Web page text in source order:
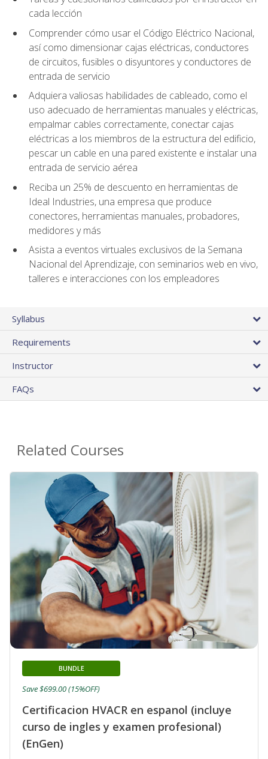
cada lección
Comprender cómo usar el Código Eléctrico Nacional,
así como dimensionar cajas eléctricas, conductores
de circuitos, fusibles o disyuntores y conductores de
entrada de servicio
Adquiera valiosas habilidades de cableado, como el
uso adecuado de herramientas manuales y eléctricas,
empalmar cables correctamente, conectar cajas
eléctricas a los miembros de la estructura del edificio,
pescar un cable en una pared existente e instalar una
entrada de servicio aérea
Reciba un 25% de descuento en herramientas de
Ideal Industries, una empresa que produce
conectores, herramientas manuales, probadores,
medidores y más
Asista a eventos virtuales exclusivos de la Semana
Nacional del Aprendizaje, con seminarios web en vivo,
talleres e interacciones con los empleadores
Syllabus
Requirements
Instructor
FAQs
Related Courses
Certificacion HVACR en espanol (incluye
curso de ingles y examen profesional)
(EnGen)
BUNDLE
Save $699.00 (15%OFF)